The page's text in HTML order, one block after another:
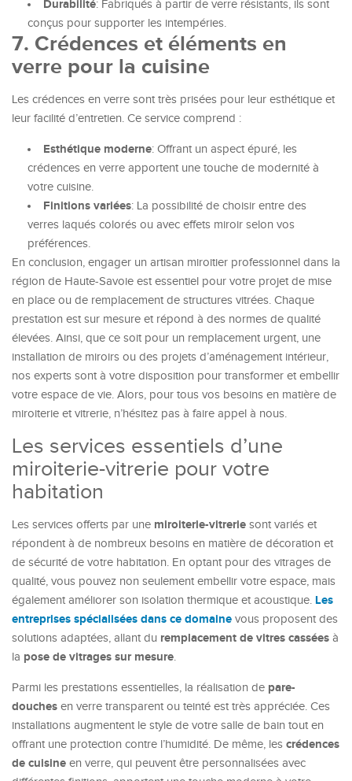
Durabilité: Fabriqués à partir de verre résistants, ils sont
conçus pour supporter les intempéries.
7. Crédences et éléments en
verre pour la cuisine
Les crédences en verre sont très prisées pour leur esthétique et
leur facilité d’entretien. Ce service comprend :
Esthétique moderne: Offrant un aspect épuré, les
crédences en verre apportent une touche de modernité à
votre cuisine.
Finitions variées: La possibilité de choisir entre des
verres laqués colorés ou avec effets miroir selon vos
préférences.
En conclusion, engager un artisan miroitier professionnel dans la
région de Haute-Savoie est essentiel pour votre projet de mise
en place ou de remplacement de structures vitrées. Chaque
prestation est sur mesure et répond à des normes de qualité
élevées. Ainsi, que ce soit pour un remplacement urgent, une
installation de miroirs ou des projets d’aménagement intérieur,
nos experts sont à votre disposition pour transformer et embellir
votre espace de vie. Alors, pour tous vos besoins en matière de
miroiterie et vitrerie, n’hésitez pas à faire appel à nous.
Les services essentiels d’une
miroiterie-vitrerie pour votre
habitation
Les services offerts par une miroiterie-vitrerie sont variés et
répondent à de nombreux besoins en matière de décoration et
de sécurité de votre habitation. En optant pour des vitrages de
qualité, vous pouvez non seulement embellir votre espace, mais
également améliorer son isolation thermique et acoustique. Les
entreprises spécialisées dans ce domaine vous proposent des
solutions adaptées, allant du remplacement de vitres cassées à
la pose de vitrages sur mesure.
Parmi les prestations essentielles, la réalisation de pare-
douches en verre transparent ou teinté est très appréciée. Ces
installations augmentent le style de votre salle de bain tout en
offrant une protection contre l’humidité. De même, les crédences
de cuisine en verre, qui peuvent être personnalisées avec